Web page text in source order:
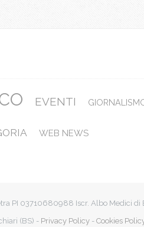
EVENTI
WEB NEWS
PI 03710680988 Iscr. Albo Medici di
(BS) - Privacy Policy - Cookies